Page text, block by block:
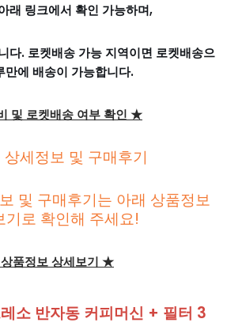
래 링크에서 확인 가능하며,
다. 로켓배송 가능 지역이면 로켓배송으
만에 배송이 가능합니다.
및 로켓배송 여부 확인 ★
세정보 및 구매후기
및 구매후기는 아래 상품정보
기로 확인해 주세요!
품정보 상세보기 ★
소 반자동 커피머신 + 필터 3